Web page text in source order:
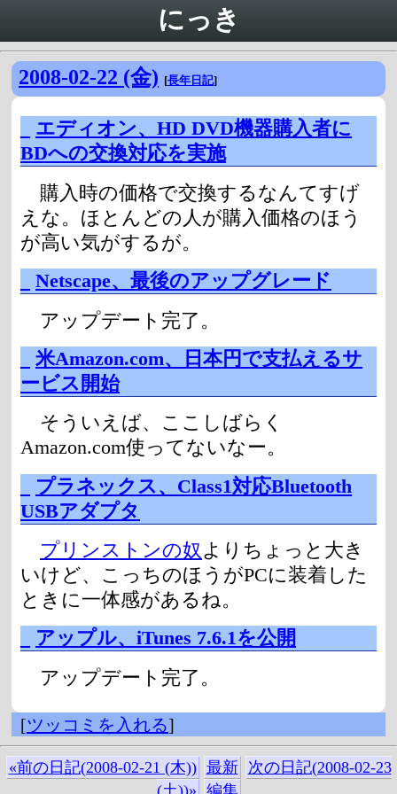
にっき
2008-02-22 (金) [長年日記]
エディオン、HD DVD機器購入者に
BDへの交換対応を実施
購入時の価格で交換するなんてすげ
えな。ほとんどの人が購入価格のほう
が高い気がするが。
Netscape、最後のアップグレード
アップデート完了。
米Amazon.com、日本円で支払えるサ
ービス開始
そういえば、ここしばらく
Amazon.com使ってないなー。
プラネックス、Class1対応Bluetooth
USBアダプタ
プリンストンの奴よりちょっと大き
いけど、こっちのほうがPCに装着した
ときに一体感があるね。
アップル、iTunes 7.6.1を公開
アップデート完了。
[ツッコミを入れる]
«前の日記(2008-02-21 (木)) 最新
次の日記(2008-02-23